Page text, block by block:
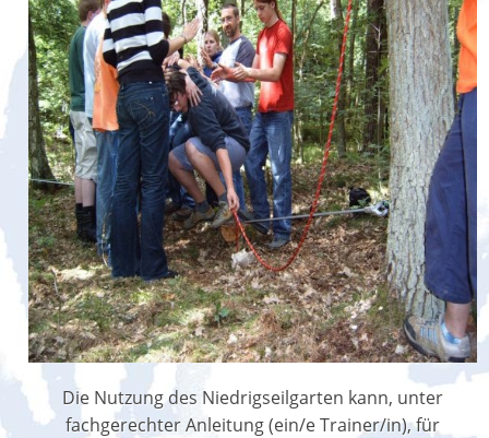
Die Nutzung des Niedrigseilgarten kann, unter
fachgerechter Anleitung (ein/e Trainer/in), für